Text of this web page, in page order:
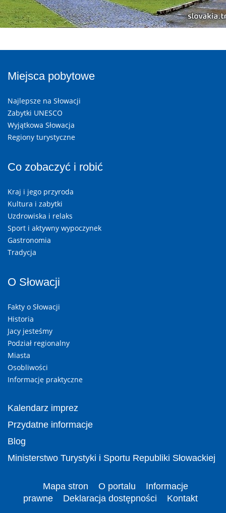
Miejsca pobytowe
Najlepsze na Słowacji
Zabytki UNESCO
Wyjątkowa Słowacja
Regiony turystyczne
Co zobaczyć i robić
Kraj i jego przyroda
Kultura i zabytki
Uzdrowiska i relaks
Sport i aktywny wypoczynek
Gastronomia
Tradycja
O Słowacji
Fakty o Słowacji
Historia
Jacy jesteśmy
Podział regionalny
Miasta
Osobliwości
Informacje praktyczne
Kalendarz imprez
Przydatne informacje
Blog
Ministerstwo Turystyki i Sportu Republiki Słowackiej
Mapa stron O portalu
Informacje
prawne
Deklaracja dostępności Kontakt